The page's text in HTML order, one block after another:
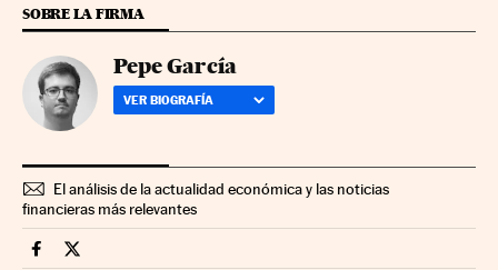
SOBRE LA FIRMA
Pepe García
VER BIOGRAFÍA
El análisis de la actualidad económica y las noticias
financieras más relevantes
Economia Cinco Días en Facebook
Economia Cinco Días en Twitter